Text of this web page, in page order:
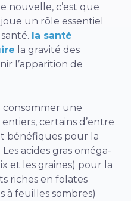
nouvelle, c’est que
un rôle essentiel
la santé
la gravité des
l’apparition de
consommer une
certains d’entre
bénéfiques pour la
acides gras oméga-
et les graines) pour la
riches en folates
à feuilles sombres)